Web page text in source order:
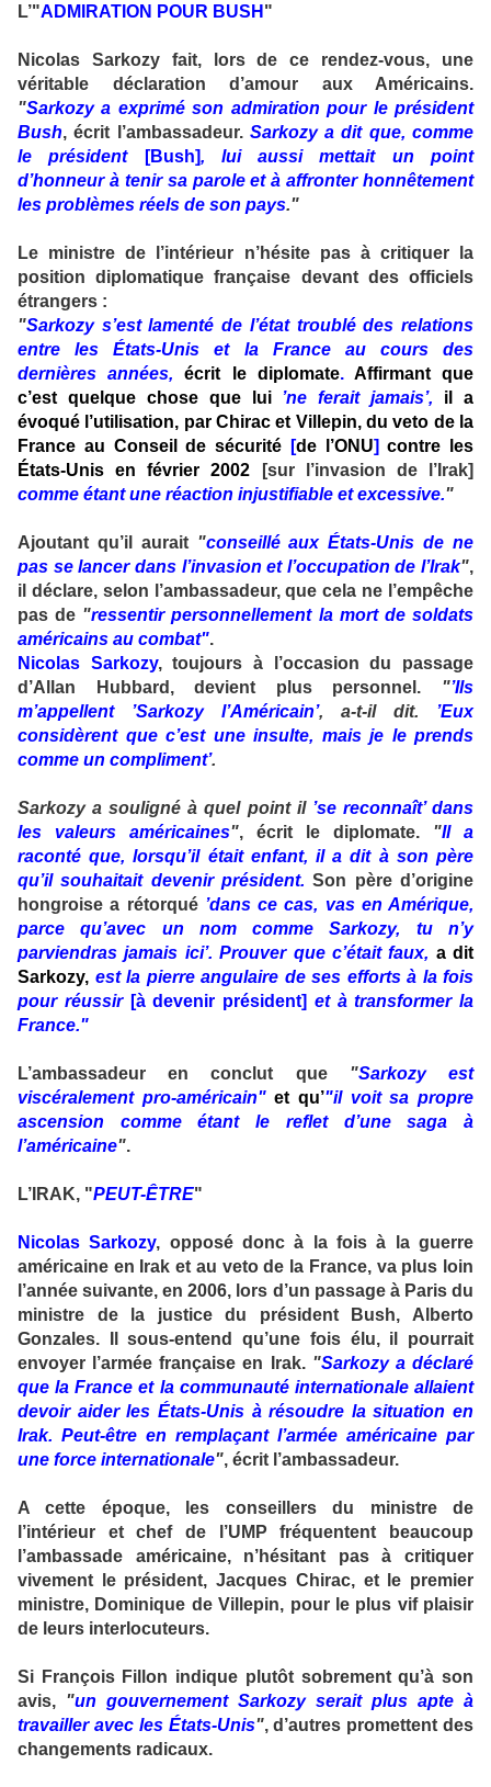
L’"ADMIRATION POUR BUSH "
Nicolas Sarkozy fait, lors de ce rendez-vous, une
véritable déclaration d’amour aux Américains.
"Sarkozy a exprimé son admiration pour le président
Bush, écrit l’ambassadeur. Sarkozy a dit que, comme
le président[Bush], lui aussi mettait un point
d’honneur à tenir sa parole et à affronter honnêtement
les problèmes réels de son pays."
Le ministre de l’intérieur n’hésite pas à critiquer la
position diplomatique française devant des officiels
étrangers :
"Sarkozy s’est lamenté de l’état troublé des relations
entre les États-Unis et la France au cours des
dernières années,
écrit le diplomate. Affirmant que
c’est quelque chose que lui
’ne ferait jamais’,
il a
évoqué l’utilisation, par Chirac et Villepin, du veto de la
France au Conseil de sécurité [de l’ONU]contre les
États-Unis en février 2002 [sur l’invasion de l’Irak]
comme étant une réaction injustifiable et excessive."
Ajoutant qu’il aurait "conseillé aux États-Unis de ne
pas se lancer dans l’invasion et l’occupation de l’Irak",
il déclare, selon l’ambassadeur, que cela ne l’empêche
pas de "ressentir personnellement la mort de soldats
américains au combat".
Nicolas Sarkozy, toujours à l’occasion du passage
d’Allan Hubbard, devient plus personnel. "’Ils
m’appellent ’Sarkozy l’Américain’, a-t-il dit. ’Eux
considèrent que c’est une insulte, mais je le prends
comme un compliment’.
Sarkozy a souligné à quel point il ’se reconnaît’ dans
les valeurs américaines", écrit le diplomate. "Il a
raconté que, lorsqu’il était enfant, il a dit à son père
qu’il souhaitait devenir président. Son père d’origine
hongroise a rétorqué ’dans ce cas, vas en Amérique,
parce qu’avec un nom comme Sarkozy, tu n’y
parviendras jamais ici’. Prouver que c’était faux, a dit
Sarkozy, est la pierre angulaire de ses efforts à la fois
pour réussir
[à devenir président] et à transformer la
France."
L’ambassadeur en conclut que "Sarkozy est
viscéralement pro-américain" et qu’"il voit sa propre
ascension comme étant le reflet d’une saga à
l’américaine".
L’IRAK, "PEUT-ÊTRE"
Nicolas Sarkozy, opposé donc à la fois à la guerre
américaine en Irak et au veto de la France, va plus loin
l’année suivante, en 2006, lors d’un passage à Paris du
ministre de la justice du président Bush, Alberto
Gonzales. Il sous-entend qu’une fois élu, il pourrait
envoyer l’armée française en Irak. "Sarkozy a déclaré
que la France et la communauté internationale allaient
devoir aider les États-Unis à résoudre la situation en
Irak. Peut-être en remplaçant l’armée américaine par
une force internationale", écrit l’ambassadeur.
A cette époque, les conseillers du ministre de
l’intérieur et chef de l’UMP fréquentent beaucoup
l’ambassade américaine, n’hésitant pas à critiquer
vivement le président, Jacques Chirac, et le premier
ministre, Dominique de Villepin, pour le plus vif plaisir
de leurs interlocuteurs.
Si François Fillon indique plutôt sobrement qu’à son
avis, "un gouvernement Sarkozy serait plus apte à
travailler avec les États-Unis", d’autres promettent des
changements radicaux.